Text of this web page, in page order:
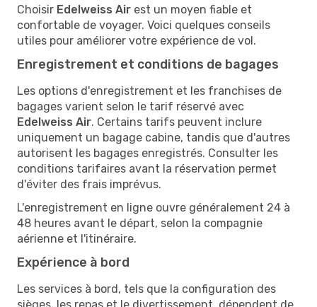
Choisir Edelweiss Air est un moyen fiable et
confortable de voyager. Voici quelques conseils
utiles pour améliorer votre expérience de vol.
Enregistrement et conditions de bagages
Les options d'enregistrement et les franchises de
bagages varient selon le tarif réservé avec
Edelweiss Air. Certains tarifs peuvent inclure
uniquement un bagage cabine, tandis que d'autres
autorisent les bagages enregistrés. Consulter les
conditions tarifaires avant la réservation permet
d'éviter des frais imprévus.
L'enregistrement en ligne ouvre généralement 24 à
48 heures avant le départ, selon la compagnie
aérienne et l'itinéraire.
Expérience à bord
Les services à bord, tels que la configuration des